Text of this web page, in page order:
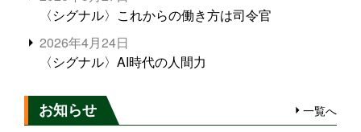
〈シグナル〉これからの働き方は司令官
2026年4月24日
〈シグナル〉AI時代の人間力
お知らせ 一覧へ